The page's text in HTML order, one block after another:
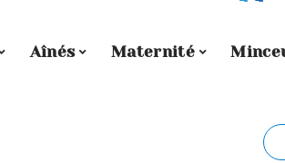
Aînés Maternité